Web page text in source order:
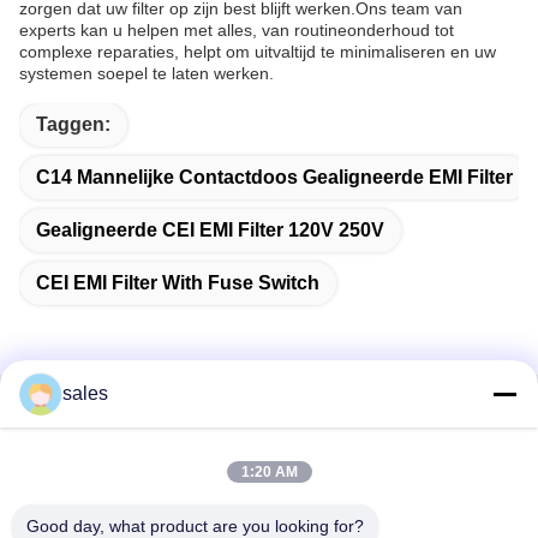
zorgen dat uw filter op zijn best blijft werken.Ons team van
experts kan u helpen met alles, van routineonderhoud tot
complexe reparaties, helpt om uitvaltijd te minimaliseren en uw
systemen soepel te laten werken.
Taggen:
C14 Mannelijke Contactdoos Gealigneerde EMI Filter
Gealigneerde CEI EMI Filter 120V 250V
CEI EMI Filter With Fuse Switch
Snel contact
Kamer 1301, Blok B, Rongchao New Times Plaza, Guanlan
sales
1:20 AM
Good day, what product are you looking for?